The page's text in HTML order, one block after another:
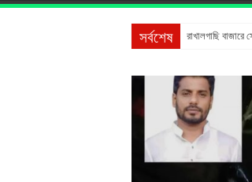
সর্বশেষ রাখালগাছি
স্ত্রীকে শ্বাসরোধে